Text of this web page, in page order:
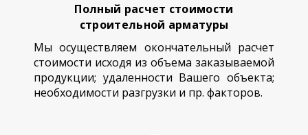
Полный расчет стоимости
строительной арматуры
Мы осуществляем окончательный расчет
стоимости исходя из объема заказываемой
продукции; удаленности Вашего объекта;
необходимости разгрузки и пр. факторов.